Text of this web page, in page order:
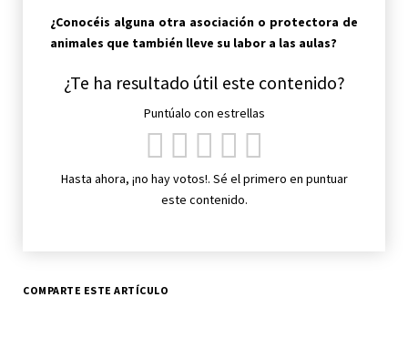
¿Conocéis alguna otra asociación o protectora de
animales que también lleve su labor a las aulas?
¿Te ha resultado útil este contenido?
Puntúalo con estrellas
Hasta ahora, ¡no hay votos!. Sé el primero en puntuar
este contenido.
COMPARTE ESTE ARTÍCULO